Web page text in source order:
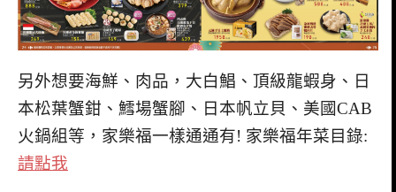
另外想要海鮮、肉品，大白鯧、頂級龍蝦身、日
本松葉蟹鉗、鱈場蟹腳、日本帆立貝、美國CAB
火鍋組等，家樂福一樣通通有! 家樂福年菜目錄:
請點我